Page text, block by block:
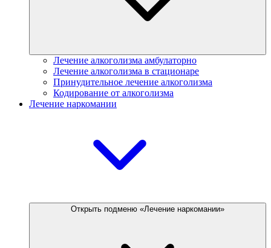
Лечение алкоголизма амбулаторно
Лечение алкоголизма в стационаре
Принудительное лечение алкоголизма
Кодирование от алкоголизма
Лечение наркомании
Открыть подменю «Лечение наркомании»